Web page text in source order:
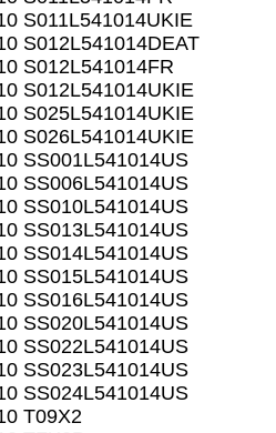
S011L541014UKIE
S012L541014DEAT
S012L541014FR
S012L541014UKIE
S025L541014UKIE
S026L541014UKIE
SS001L541014US
SS006L541014US
SS010L541014US
SS013L541014US
SS014L541014US
SS015L541014US
SS016L541014US
SS020L541014US
SS022L541014US
SS023L541014US
SS024L541014US
T09X2